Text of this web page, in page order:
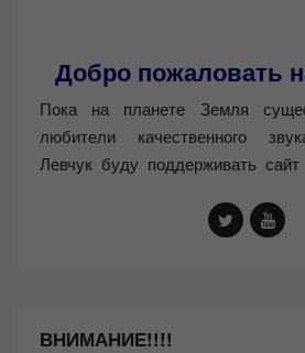
Добро пожаловать
Пока на планете Земля
любители качественного
Левчук буду поддерживать
ВНИМАНИЕ!!!!